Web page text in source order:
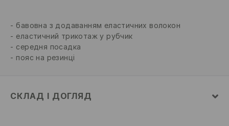
бавовна з додаванням еластичних волокон
еластичний трикотаж у рубчик
середня посадка
пояс на резинці
СКЛАД І ДОГЛЯД